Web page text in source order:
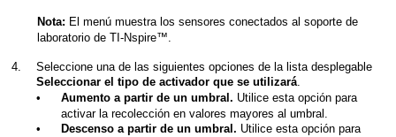
Nota: El menú muestra los sensores conectados al soporte de
laboratorio de TI-Nspire™.
4. Seleccione una de las siguientes opciones de la lista desplegable
Seleccionar el tipo de activador que se utilizará.
•
Aumento a partir de un umbral. Utilice esta opción para
activar la recolección en valores mayores al umbral.
•
Descenso a partir de un umbral. Utilice esta opción para